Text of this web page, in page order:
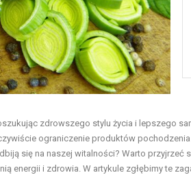
zdrowszego stylu życia i lepszego
ograniczenie produktów
się na naszej witalności? Warto przyjrzeć
energii i zdrowia. W artykule zgłębimy te